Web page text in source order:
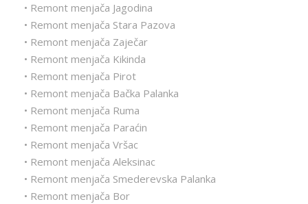
• Remont menjača Jagodina
• Remont menjača Stara Pazova
• Remont menjača Zaječar
• Remont menjača Kikinda
• Remont menjača Pirot
• Remont menjača Bačka Palanka
• Remont menjača Ruma
• Remont menjača Paraćin
• Remont menjača Vršac
• Remont menjača Aleksinac
• Remont menjača Smederevska Palanka
• Remont menjača Bor